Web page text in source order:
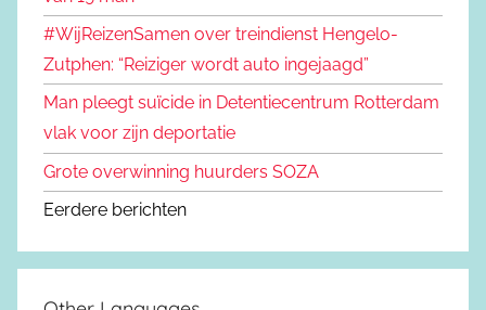
#WijReizenSamen over treindienst Hengelo-
Zutphen: “Reiziger wordt auto ingejaagd”
Man pleegt suïcide in Detentiecentrum Rotterdam
vlak voor zijn deportatie
Grote overwinning huurders SOZA
Eerdere berichten